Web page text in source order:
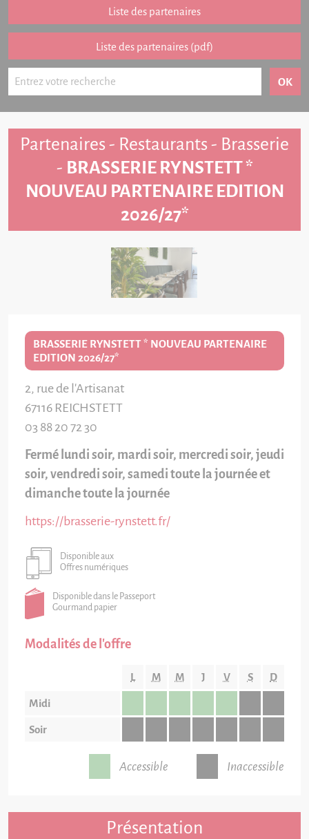
FAQ
Livre d'or
Liste des partenaires
Liste des partenaires (pdf)
Partenaires - Restaurants - Brasserie
- BRASSERIE RYNSTETT *
NOUVEAU PARTENAIRE EDITION
2026/27*
BRASSERIE RYNSTETT * NOUVEAU PARTENAIRE
EDITION 2026/27*
2, rue de l'Artisanat
67116 REICHSTETT
03 88 20 72 30
Fermé lundi soir, mardi soir, mercredi soir, jeudi
soir, vendredi soir, samedi toute la journée et
dimanche toute la journée
https://brasserie-rynstett.fr/
Disponible aux
Offres numériques
Disponible dans le Passeport
Gourmand papier
Modalités de l'offre
L M M J V S D
Midi
Soir
Accessible Inaccessible
Présentation